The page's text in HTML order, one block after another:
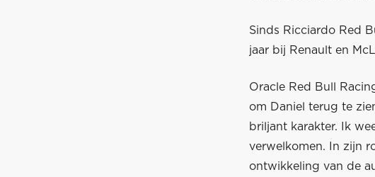
Sinds Ricciardo Red
jaar bij Renault en
Oracle Red Bull
om Daniel terug te
briljant karakter. Ik
verwelkomen. In zijn
ontwikkeling van de